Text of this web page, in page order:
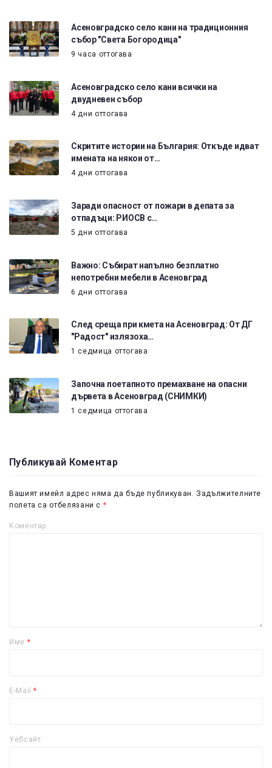
Асеновградско село кани на традиционния
събор "Света Богородица"
9 часа оттогава
Асеновградско село кани всички на
двудневен събор
4 дни оттогава
Скритите истории на България: Откъде идват
имената на някои от…
4 дни оттогава
Заради опасност от пожари в депата за
отпадъци: РИОСВ с…
5 дни оттогава
Важно: Събират напълно безплатно
непотребни мебели в Асеновград
6 дни оттогава
След среща при кмета на Асеновград: От ДГ
"Радост" излязоха…
1 седмица оттогава
Започна поетапното премахване на опасни
дървета в Асеновград (СНИМКИ)
1 седмица оттогава
Публикувай Коментар
Вашият имейл адрес няма да бъде публикуван. Задължителните
полета са отбелязани с *
Коментар
Име *
E-Mail*
Уебсайт